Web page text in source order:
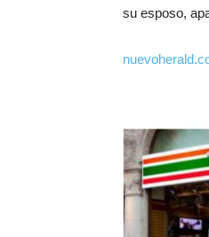
su esposo,